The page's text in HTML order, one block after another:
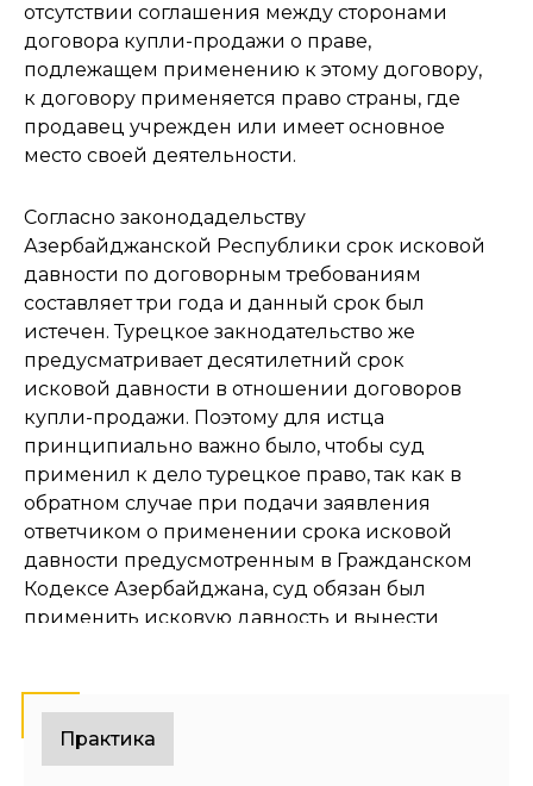
отсутствии соглашения между сторонами
договора купли-продажи о праве,
подлежащем применению к этому договору,
к договору применяется право страны, где
продавец учрежден или имеет основное
место своей деятельности.
Согласно законодадельству
Азербайджанской Республики срок исковой
давности по договорным требованиям
составляет три года и данный срок был
истечен. Турецкое закнодательство же
предусматривает десятилетний срок
исковой давности в отношении договоров
купли-продажи. Поэтому для истца
принципиально важно было, чтобы суд
применил к дело турецкое право, так как в
обратном случае при подачи заявления
ответчиком о применении срока исковой
давности предусмотренным в Гражданском
Кодексе Азербайджана, суд обязан был
применить исковую давность и вынести
Специфика в такого рода спорах
заключается в том, что при применении
Практика